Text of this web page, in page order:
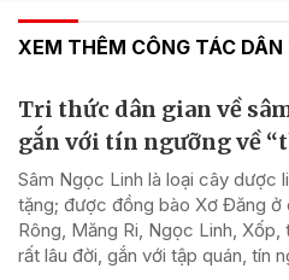
XEM THÊM CÔNG TÁC DÂN
Tri thức dân gian về
gắn với tín ngưỡng về
Sâm Ngọc Linh là loại cây dược
tặng; được đồng bào Xơ Đăng ở
Rông, Măng Ri, Ngọc Linh,
rất lâu đời, gắn với tập quán, tín